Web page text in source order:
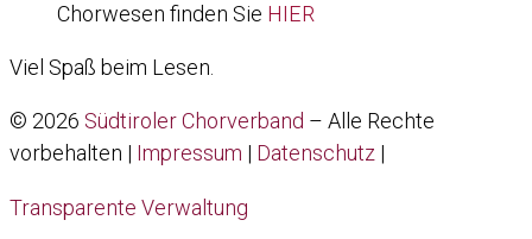
Chorwesen finden Sie HIER
Viel Spaß beim Lesen.
© 2026 Südtiroler Chorverband – Alle Rechte
vorbehalten | Impressum | Datenschutz |
Transparente Verwaltung